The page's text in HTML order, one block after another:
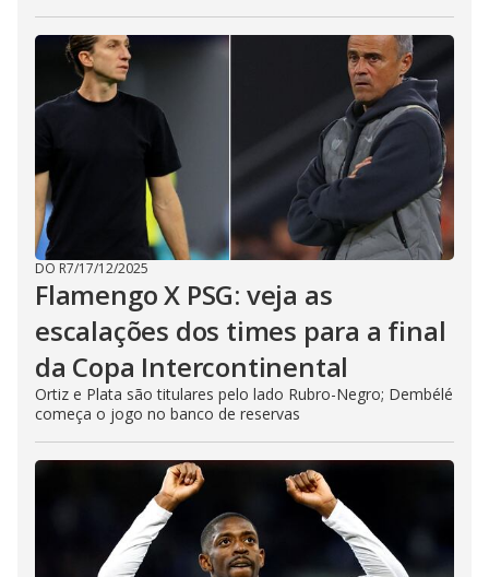
DO R7/17/12/2025
Flamengo X PSG: veja as
escalações dos times para a final
da Copa Intercontinental
Ortiz e Plata são titulares pelo lado Rubro-Negro; Dembélé
começa o jogo no banco de reservas